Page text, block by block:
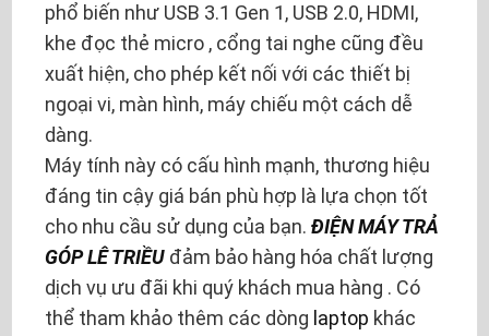
phổ biến như USB 3.1 Gen 1, USB 2.0, HDMI,
khe đọc thẻ micro , cổng tai nghe cũng đều
xuất hiện, cho phép kết nối với các thiết bị
ngoại vi, màn hình, máy chiếu một cách dễ
dàng.
Máy tính này có cấu hình mạnh, thương hiệu
đáng tin cậy giá bán phù hợp là lựa chọn tốt
cho nhu cầu sử dụng của bạn. ĐIỆN MÁY TRẢ
GÓP LÊ TRIỀU đảm bảo hàng hóa chất lượng
dịch vụ ưu đãi khi quý khách mua hàng . Có
thể tham khảo thêm các dòng laptop khác